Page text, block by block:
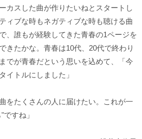
カスした曲が作りたいねとスタートし
ィブな時もネガティブな時も聴ける曲
、誰もが経験してきた青春の1ページを
きたかな。青春は10代、20代で終わり
でが青春だという思いを込めて、「今
イトルにしました」
をたくさんの人に届けたい。これが一
すね」